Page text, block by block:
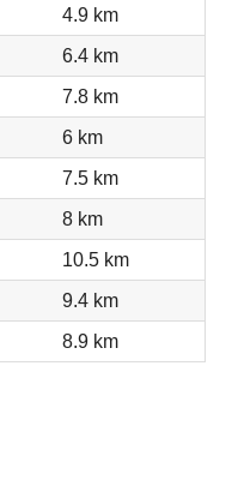
4.9 km
6.4 km
7.8 km
6 km
7.5 km
8 km
10.5 km
9.4 km
8.9 km